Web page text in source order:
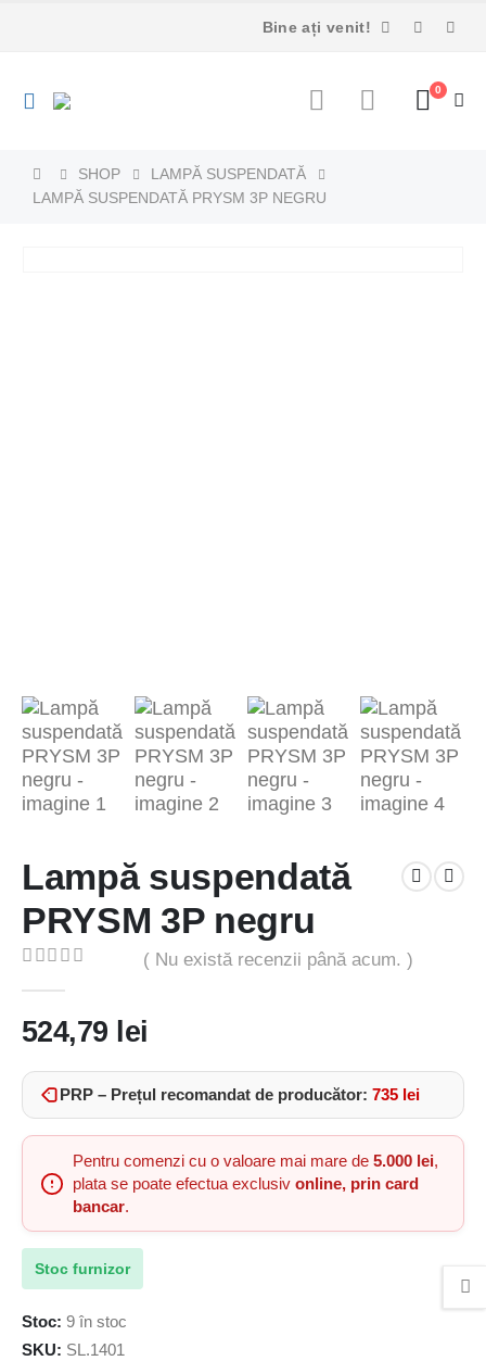
Bine ați venit!
0
SHOP
LAMPĂ SUSPENDATĂ
LAMPĂ SUSPENDATĂ PRYSM 3P NEGRU
Lampă suspendată
PRYSM 3P negru
( Nu există recenzii până acum. )
524,79 lei
PRP – Prețul recomandat de producător: 735 lei
Pentru comenzi cu o valoare mai mare de 5.000 lei,
plata se poate efectua exclusiv online, prin card
bancar.
Stoc furnizor
Stoc: 9 în stoc
SKU: SL.1401